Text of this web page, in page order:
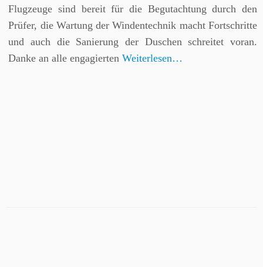
Flugzeuge sind bereit für die Begutachtung durch den
Prüfer, die Wartung der Windentechnik macht Fortschritte
und auch die Sanierung der Duschen schreitet voran.
Danke an alle engagiertenWeiterlesen…